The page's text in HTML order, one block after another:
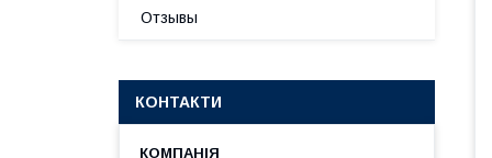
Отзывы
КОНТАКТИ